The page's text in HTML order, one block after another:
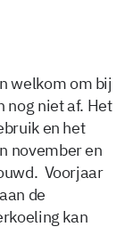
welkom om bij
nog niet af. Het
en het
november en
Voorjaar
de
kan